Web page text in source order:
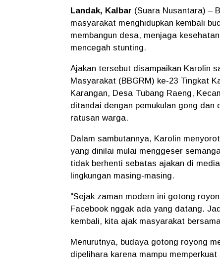
Landak, Kalbar (Suara Nusantara) –
masyarakat menghidupkan kembali
membangun desa, menjaga
mencegah stunting.
Ajakan tersebut disampaikan Karolin
Masyarakat (BBGRM) ke-23 Tingkat
Karangan, Desa Tubang Raeng,
ditandai dengan pemukulan gong
ratusan warga.
Dalam sambutannya, Karolin
yang dinilai mulai menggeser
tidak berhenti sebatas ajakan di
lingkungan masing-masing.
"Sejak zaman modern ini gotong
Facebook nggak ada yang datang.
kembali, kita ajak masyarakat
Menurutnya, budaya gotong royong
dipelihara karena mampu